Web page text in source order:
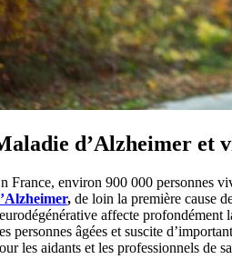
d’Alzheimer et
France, environ 900 000 personnes
,de loin la première cause
affecte profondément
personnes âgées et suscite
les aidants et les professionnels de